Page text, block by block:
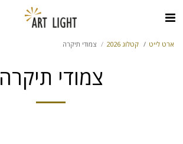
ארט לייט קטלוג 2026 צמודי תיקרה
צמודי תיקרה